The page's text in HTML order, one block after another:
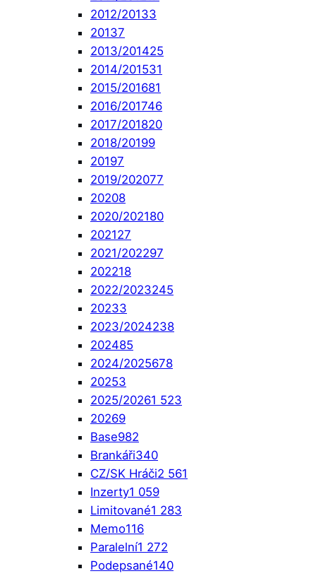
2012/20133
20137
2013/201425
2014/201531
2015/201681
2016/201746
2017/201820
2018/20199
20197
2019/202077
20208
2020/202180
202127
2021/202297
202218
2022/2023245
20233
2023/2024238
202485
2024/2025678
20253
2025/20261 523
20269
Base982
Brankáři340
CZ/SK Hráči2 561
Inzerty1 059
Limitované1 283
Memo116
Paralelní1 272
Podepsané140